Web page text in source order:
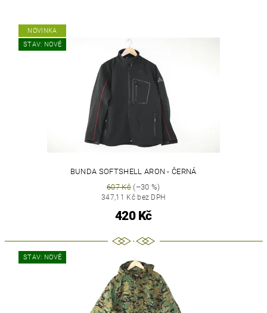
NOVINKA
STAV: NOVÉ
BUNDA SOFTSHELL ARON - ČERNÁ
607 Kč(–30 %)
347,11 Kč bez DPH
420 Kč
STAV: NOVÉ